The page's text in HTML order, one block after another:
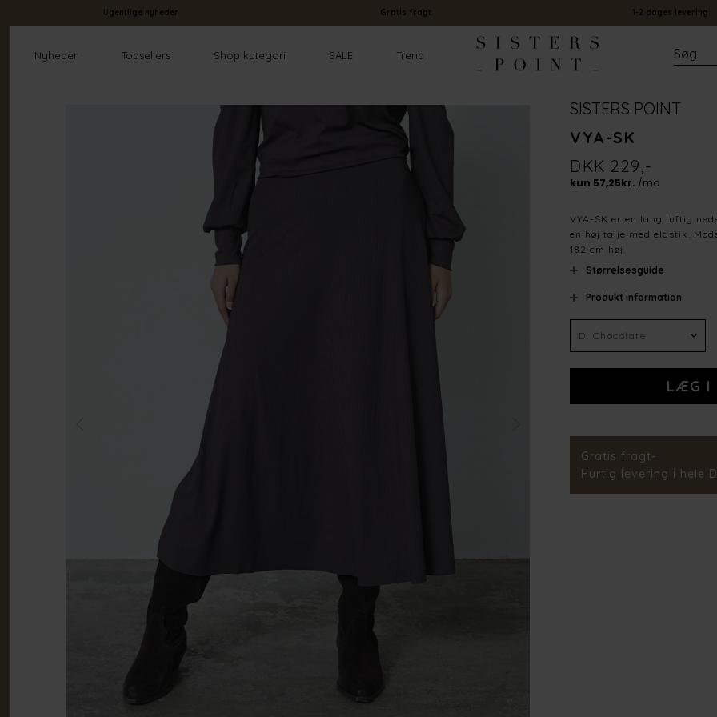
Ugentlige nyheder Gratis fragt 1-2 dages levering
Nyheder Topsellers Shop kategori SALE Trend
SISTERS POINT
VYA-SK
DKK 229,-
VYA-SK er en lang luftig
en høj talje med elastik.
182 cm høj.
Størrelsesguide
Produkt information
Farve
Materiale
Gratis fragt-
Hurtig levering i hele